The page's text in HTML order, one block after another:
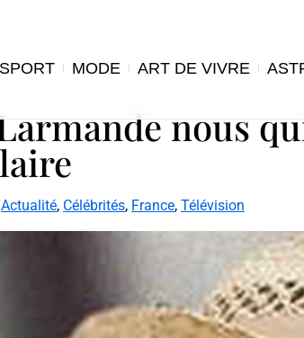
SPORT MODE ART DE VIVRE
nous
Actualité, Célébrités, France, Télévision